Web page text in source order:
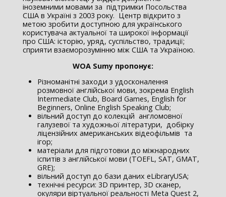
іноземними мовами за підтримки Посольства
США в Україні з 2003 року. Центр відкрито з
метою зробити доступною для українського
користувача актуальної та широкої інформації
про США: історію, уряд, суспільство, традиції;
сприяти взаєморозумінню між США та Україною.
WOA Sumy пропонує:
Різноманітні заходи з удосконалення
розмовної англійської мови, зокрема English
Intermediate Club, Board Games, English for
Beginners, Online English Speaking Club;
вільний доступ до колекцій англомовної
галузевої та художньої літератури, добірку
ліцензійних американських відеофільмів та
ігор;
матеріали для підготовки до міжнародних
іспитів з англійської мови (TOEFL, SAT, GMAT,
GRE);
вільний доступ до бази даних eLibraryUSA;
технічні ресурси: 3D принтер, 3D сканер,
окуляри віртуальної реальності Meta Quest 2,